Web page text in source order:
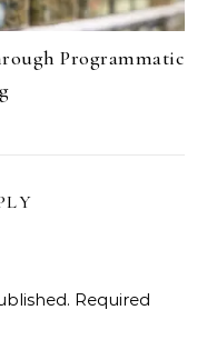
Programmatic
Required